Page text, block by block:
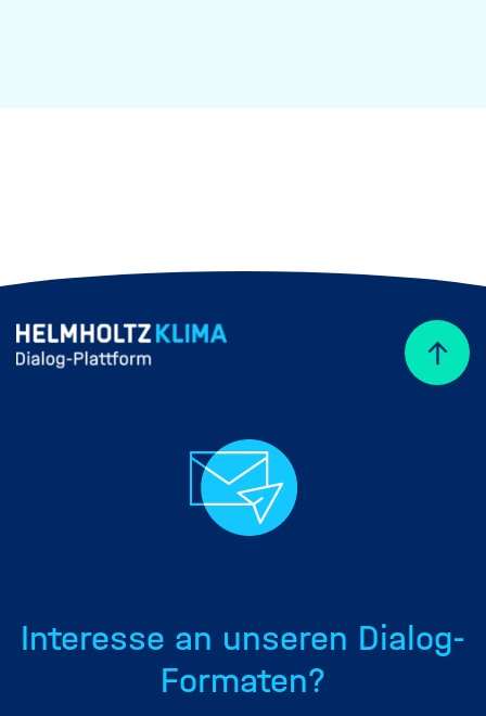
Interesse an unseren Dialog-
Formaten?